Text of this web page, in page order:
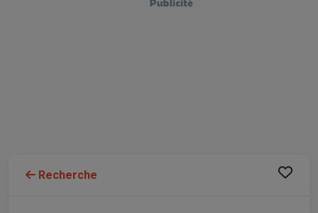
Recherche